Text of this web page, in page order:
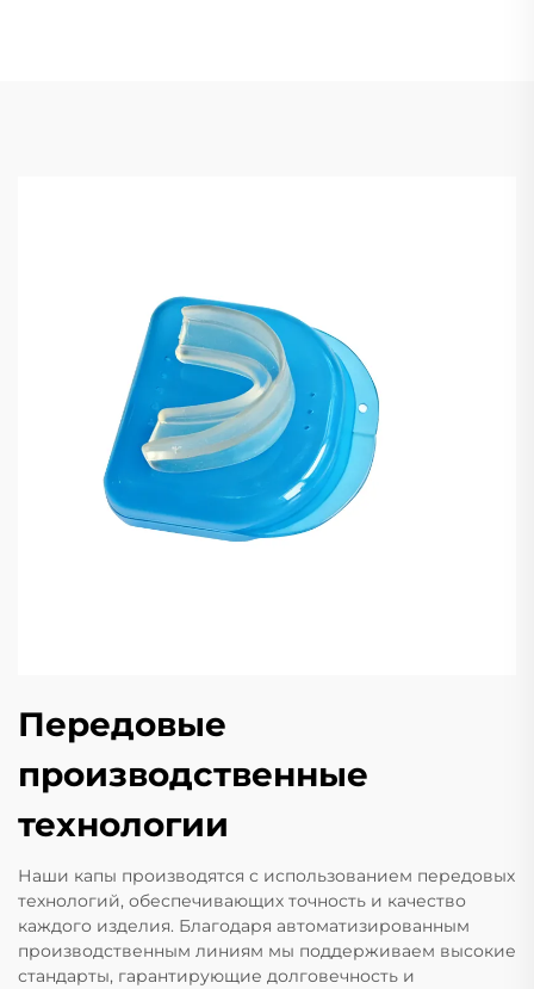
Передовые
производственные
технологии
Наши капы производятся с использованием передовых
технологий, обеспечивающих точность и качество
каждого изделия. Благодаря автоматизированным
производственным линиям мы поддерживаем высокие
стандарты, гарантирующие долговечность и